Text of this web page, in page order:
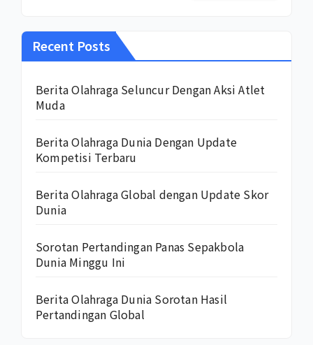
Recent Posts
Berita Olahraga Seluncur Dengan Aksi Atlet
Muda
Berita Olahraga Dunia Dengan Update
Kompetisi Terbaru
Berita Olahraga Global dengan Update Skor
Dunia
Sorotan Pertandingan Panas Sepakbola
Dunia Minggu Ini
Berita Olahraga Dunia Sorotan Hasil
Pertandingan Global